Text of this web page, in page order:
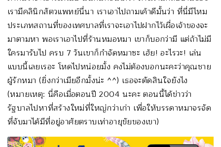
เรามีคลินิกสัตวแพทย์นี่นา เราเอาไปถามเค้าดีมั้นว่า ที่นี่มีไหม
ประเภทสถานที่ของเทศบาลที่เราจะเอาไปฝากไว้เผื่อเจ้าของจะ
มาตามหา พอเราเอาไปที่ร้านหมอหมา เขาก็บอกว่ามี แต่ถ้าไม่มี
ใครมารับไป ครบ 7 วันเขาก็กำจัดหมาซะ เฮ้ย! อะไรวะ! เล่น
แบบนี้เลยเรอะ โหดไปหน่อยมั้ง คงไม่ต้องบอกนะคะว่าคุณชาย
ผู้รักหมา (ยิ่งกว่าเมียอีกมั้งน่ะ ^^) เธอจะตัดสินใจยังไง
(หมายเหตุ: นี่คือเมื่อตอนปี 2004 นะคะ ตอนนี้ได้ข่าวว่า
รัฐบาลไปหาที่สร้างใหม่ที่ใหญ่กว่าเก่า เพื่อให้บรรดาหมาจรจัด
ที่จับมาได้มีที่อยู่อาศัยตราบเท่าอายุขัยของเขา)